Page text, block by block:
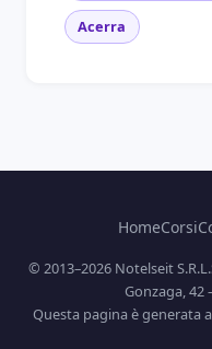
Acerra
HomeCorsi
© 2013–2026 Notelseit
Gonzaga, 42
Questa pagina è generata